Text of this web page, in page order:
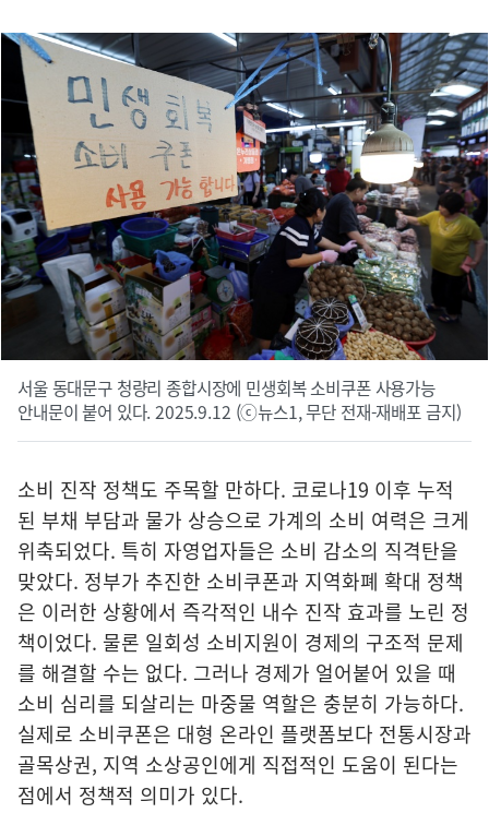
서울 동대문구 청량리 종합시장에 민생회복 소비쿠폰 사용가능
안내문이 붙어 있다. 2025.9.12 (ⓒ뉴스1, 무단 전재-재배포 금지)
소비 진작 정책도 주목할 만하다. 코로나19 이후 누적
된 부채 부담과 물가 상승으로 가계의 소비 여력은 크게
위축되었다. 특히 자영업자들은 소비 감소의 직격탄을
맞았다. 정부가 추진한 소비쿠폰과 지역화폐 확대 정책
은 이러한 상황에서 즉각적인 내수 진작 효과를 노린 정
책이었다. 물론 일회성 소비지원이 경제의 구조적 문제
를 해결할 수는 없다. 그러나 경제가 얼어붙어 있을 때
소비 심리를 되살리는 마중물 역할은 충분히 가능하다.
실제로 소비쿠폰은 대형 온라인 플랫폼보다 전통시장과
골목상권, 지역 소상공인에게 직접적인 도움이 된다는
점에서 정책적 의미가 있다.